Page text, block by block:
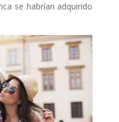
se habrían adquirido